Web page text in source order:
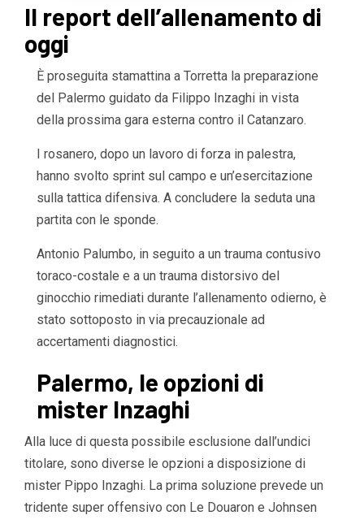
Il report dell’allenamento di
oggi
È proseguita stamattina a Torretta la preparazione
del Palermo guidato da Filippo Inzaghi in vista
della prossima gara esterna contro il Catanzaro.
I rosanero, dopo un lavoro di forza in palestra,
hanno svolto sprint sul campo e un’esercitazione
sulla tattica difensiva. A concludere la seduta una
partita con le sponde.
Antonio Palumbo, in seguito a un trauma contusivo
toraco-costale e a un trauma distorsivo del
ginocchio rimediati durante l’allenamento odierno, è
stato sottoposto in via precauzionale ad
accertamenti diagnostici.
Palermo, le opzioni di
mister Inzaghi
Alla luce di questa possibile esclusione dall’undici
titolare, sono diverse le opzioni a disposizione di
mister Pippo Inzaghi. La prima soluzione prevede un
tridente super offensivo con Le Douaron e Johnsen